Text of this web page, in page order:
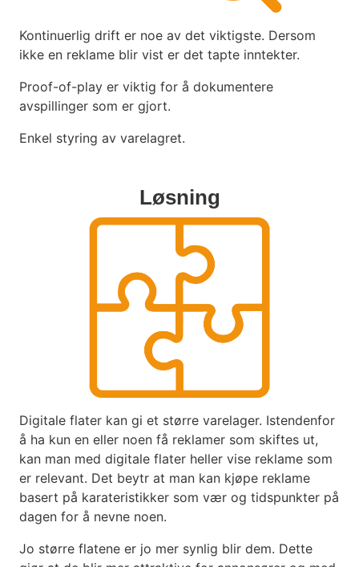
Kontinuerlig drift er noe av det viktigste. Dersom
ikke en reklame blir vist er det tapte inntekter.
Proof-of-play er viktig for å dokumentere
avspillinger som er gjort.
Enkel styring av varelagret.
Løsning
Digitale flater kan gi et større varelager. Istendenfor
å ha kun en eller noen få reklamer som skiftes ut,
kan man med digitale flater heller vise reklame som
er relevant. Det beytr at man kan kjøpe reklame
basert på karateristikker som vær og tidspunkter på
dagen for å nevne noen.
Jo større flatene er jo mer synlig blir dem. Dette